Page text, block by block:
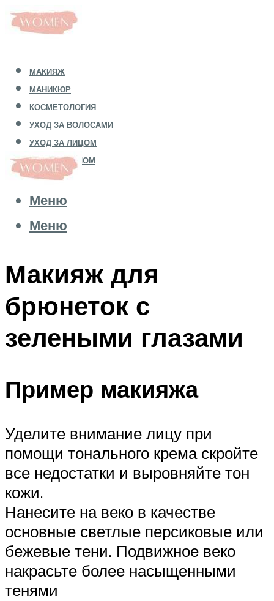
МАКИЯЖ
МАНИКЮР
КОСМЕТОЛОГИЯ
УХОД ЗА ВОЛОСАМИ
УХОД ЗА ЛИЦОМ
УХОД ЗА ТЕЛОМ
Меню
Меню
Макияж для
брюнеток с
зелеными глазами
Пример макияжа
Уделите внимание лицу при
помощи тонального крема скройте
все недостатки и выровняйте тон
кожи.
Нанесите на веко в качестве
основные светлые персиковые или
бежевые тени. Подвижное веко
накрасьте более насыщенными
тенями